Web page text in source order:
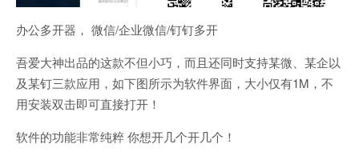
办公多开器， 微信/企业微信/钉钉多开
吾爱大神出品的这款不但小巧，而且还同时支持某微、某企以
及某钉三款应用，如下图所示为软件界面，大小仅有1M，不
用安装双击即可直接打开！
软件的功能非常纯粹 你想开几个开几个！